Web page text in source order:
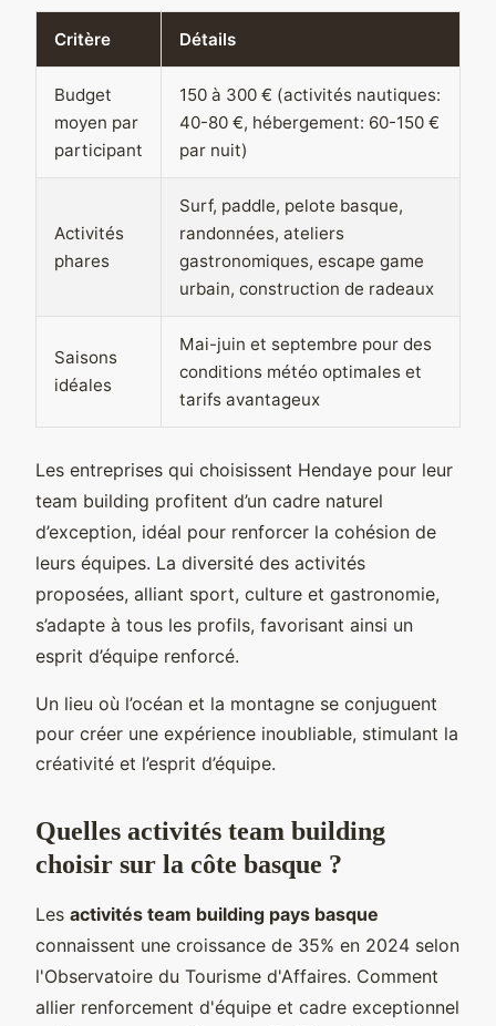
Critère Détails
Budget
moyen par
participant
150 à 300 € (activités nautiques:
40-80 €, hébergement: 60-150 €
par nuit)
Activités
phares
Surf, paddle, pelote basque,
randonnées, ateliers
gastronomiques, escape game
urbain, construction de radeaux
Saisons
idéales
Mai-juin et septembre pour des
conditions météo optimales et
tarifs avantageux
Les entreprises qui choisissent Hendaye pour leur
team building profitent d’un cadre naturel
d’exception, idéal pour renforcer la cohésion de
leurs équipes. La diversité des activités
proposées, alliant sport, culture et gastronomie,
s’adapte à tous les profils, favorisant ainsi un
esprit d’équipe renforcé.
Un lieu où l’océan et la montagne se conjuguent
pour créer une expérience inoubliable, stimulant la
créativité et l’esprit d’équipe.
Quelles activités team building
choisir sur la côte basque ?
Les activités team building pays basque
connaissent une croissance de 35% en 2024 selon
l'Observatoire du Tourisme d'Affaires. Comment
allier renforcement d'équipe et cadre exceptionnel